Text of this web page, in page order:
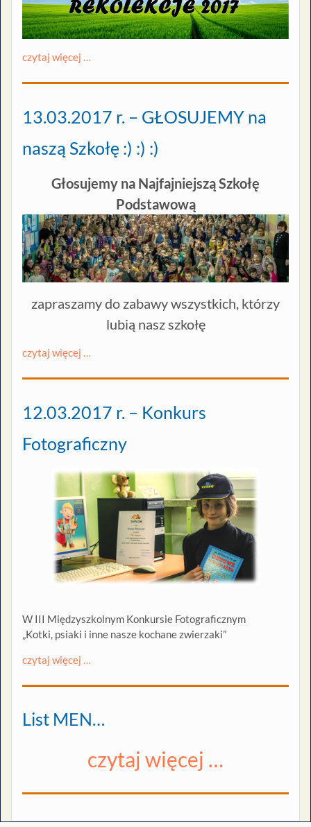
czytaj więcej …
13.03.2017 r. – GŁOSUJEMY na
naszą Szkołę :) :) :)
Głosujemy na Najfajniejszą Szkołę
Podstawową
zapraszamy do zabawy wszystkich, którzy
lubią nasz szkołę
czytaj więcej …
12.03.2017 r. – Konkurs
Fotograficzny
W III Międzyszkolnym Konkursie Fotograficznym
„Kotki, psiaki i inne nasze kochane zwierzaki”
czytaj więcej …
List MEN…
czytaj więcej …